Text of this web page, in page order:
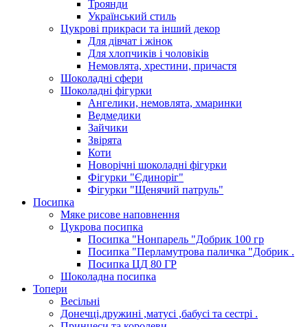
Троянди
Український стиль
Цукрові прикраси та інший декор
Для дівчат і жінок
Для хлопчиків і чоловіків
Немовлята, хрестини, причастя
Шоколадні сфери
Шоколадні фігурки
Ангелики, немовлята, хмаринки
Ведмедики
Зайчики
Звірята
Коти
Новорічні шоколадні фігурки
Фігурки "Єдиноріг"
Фігурки "Щенячий патруль"
Посипка
Мяке рисове наповнення
Цукрова посипка
Посипка "Нонпарель "Добрик 100 гр
Посипка "Перламутрова паличка "Добрик .
Посипка ЦД 80 ГР
Шоколадна посипка
Топери
Весільні
Донечці,дружині ,матусі ,бабусі та сестрі .